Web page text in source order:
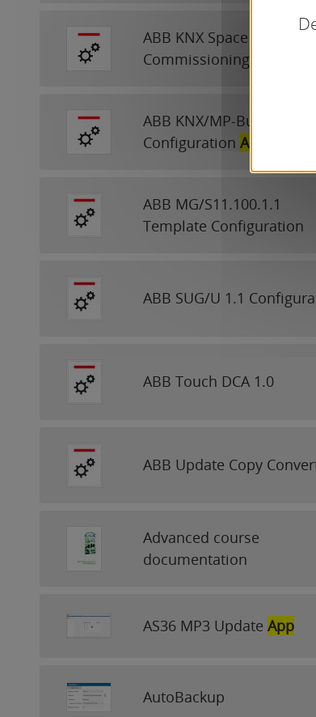
ABB KNX Space
Commissioning for
ABB KNX/MP-Bus
ConfigurationApp
ABB MG/S11.100.1.1
Template Configuration
ABB SUG/U 1.1
ABB Touch DCA 1.0
ABB Update Copy
Advanced course
documentation
AS36 MP3 UpdateApp
AutoBackup